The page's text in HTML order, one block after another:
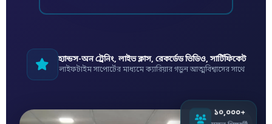
হ্যান্ডস-অন ট্রেনিং, লাইভ ক্লাস, রেকর্ডেড ভিডিও, সার্টিফিকেট
লাইফটাইম সাপোর্টের মাধ্যমে ক্যারিয়ার গড়ুন আত্মবিশ্বাসের সাথে
১০,০০০+